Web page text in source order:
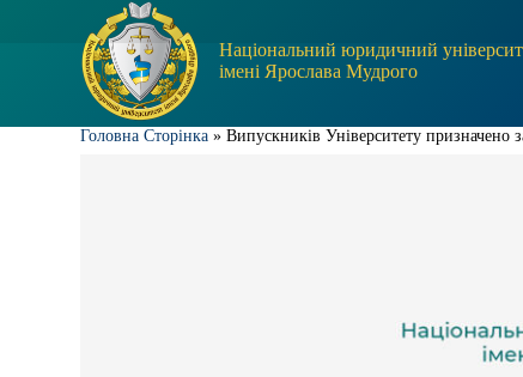
т
Національний юридичний
імені Ярослава Мудрого
Головна Сторінка »Випускників Університету призначено